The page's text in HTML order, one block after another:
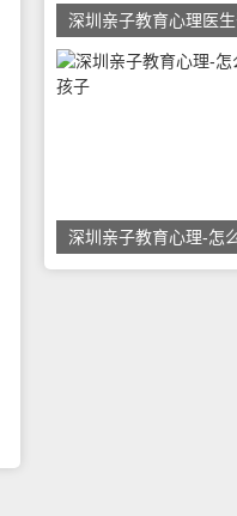
深圳亲子教育心理医
深圳亲子教育心理-怎